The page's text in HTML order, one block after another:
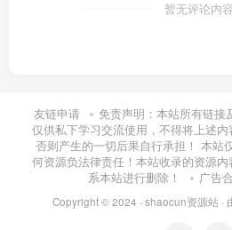
暂无评论内容
友链申请
免责声明：本站所有链接
仅供私下学习交流使用，不得将上述内
否则产生的一切后果自行承担！ 本站
何资源负法律责任！本站收录的资源
系本站进行删除！
广告
Copyright © 2024 · shaocun资源站 ·